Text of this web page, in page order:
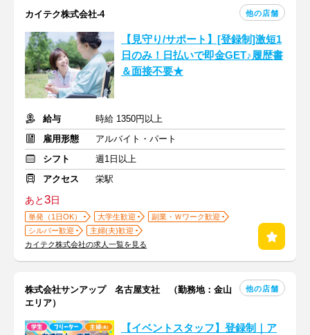
カイテク株式会社-4 他の店舗
【見守り/サポート】[登録制]激短1
日のみ！日払いで即金GET♪履歴書
＆面接不要★
給与
時給 1350円以上
雇用形態
アルバイト・パート
シフト
週1日以上
アクセス
栄駅
あと3日
単発（1日OK） 大学生歓迎
副業・Ｗワーク歓迎
シルバー歓迎
主婦(夫)歓迎
カイテク株式会社の求人一覧を見る
株式会社サンアップ 名古屋支社 （勤務地：金山
エリア）
他の店舗
【イベントスタッフ】登録制｜ア